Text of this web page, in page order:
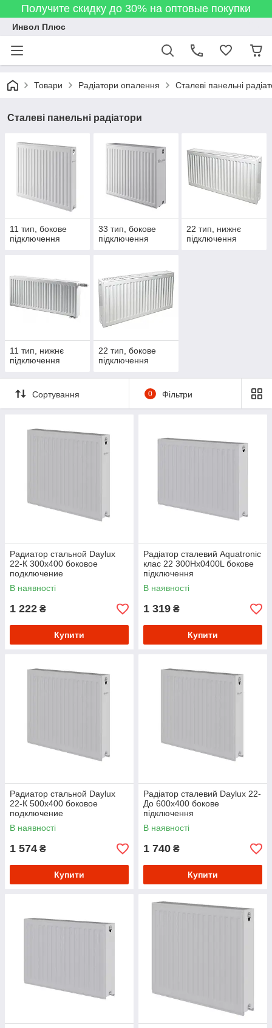
Получите скидку до 30% на оптовые покупки
Инвол Плюс
Товари Радіатори опалення Сталеві панельні
Сталеві панельні радіатори
11 тип, бокове
підключення
33 тип, бокове
підключення
22 тип, нижнє
підключення
11 тип, нижнє
підключення
22 тип, бокове
підключення
Сортування 0 Фільтри
Радиатор стальной Daylux
22-К 300х400 боковое
подключение
В наявності
1 222 ₴
Купити
Радіатор сталевий Aquatronic
клас 22 300Hх0400L бокове
підключення
В наявності
1 319 ₴
Купити
Радиатор стальной Daylux
22-К 500х400 боковое
подключение
В наявності
1 574 ₴
Купити
Радіатор сталевий Daylux 22-
До 600х400 бокове
підключення
В наявності
1 740 ₴
Купити